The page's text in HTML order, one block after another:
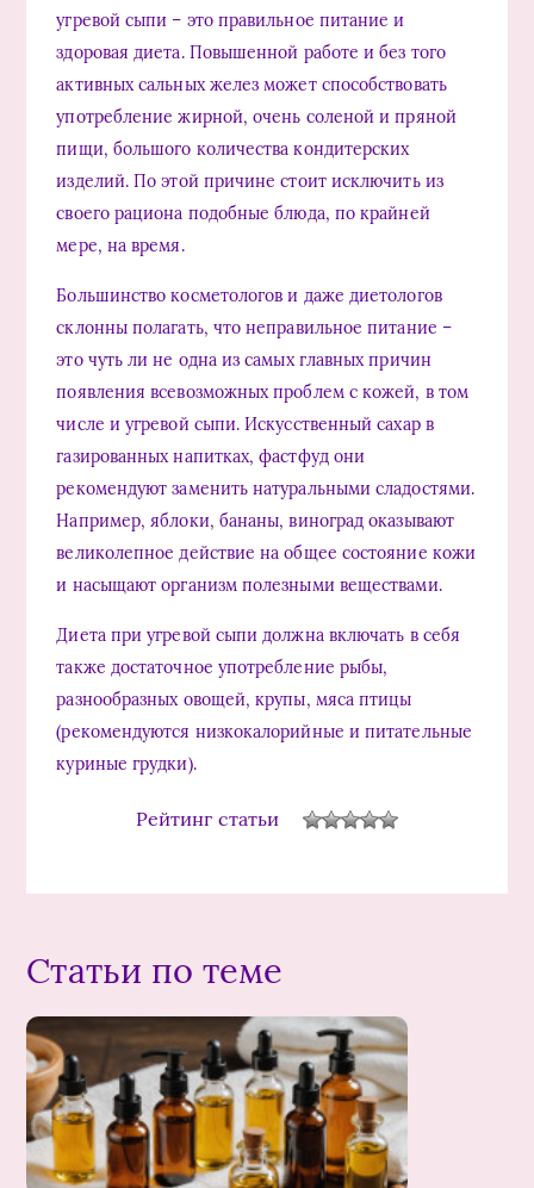
угревой сыпи – это правильное питание и
здоровая диета. Повышенной работе и без того
активных сальных желез может способствовать
употребление жирной, очень соленой и пряной
пищи, большого количества кондитерских
изделий. По этой причине стоит исключить из
своего рациона подобные блюда, по крайней
мере, на время.
Большинство косметологов и даже диетологов
склонны полагать, что неправильное питание –
это чуть ли не одна из самых главных причин
появления всевозможных проблем с кожей, в том
числе и угревой сыпи. Искусственный сахар в
газированных напитках, фастфуд они
рекомендуют заменить натуральными сладостями.
Например, яблоки, бананы, виноград оказывают
великолепное действие на общее состояние кожи
и насыщают организм полезными веществами.
Диета при угревой сыпи должна включать в себя
также достаточное употребление рыбы,
разнообразных овощей, крупы, мяса птицы
(рекомендуются низкокалорийные и питательные
куриные грудки).
Рейтинг статьи
Статьи по теме